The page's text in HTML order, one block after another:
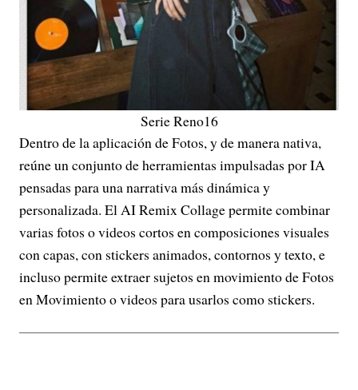
Serie Reno16
Dentro de la aplicación de Fotos, y de manera nativa,
reúne un conjunto de herramientas impulsadas por IA
pensadas para una narrativa más dinámica y
personalizada. El AI Remix Collage permite combinar
varias fotos o videos cortos en composiciones visuales
con capas, con stickers animados, contornos y texto, e
incluso permite extraer sujetos en movimiento de Fotos
en Movimiento o videos para usarlos como stickers.